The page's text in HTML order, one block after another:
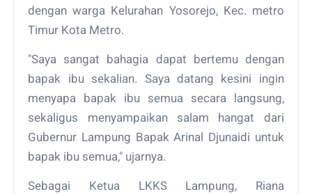
dengan warga Kelurahan Yosorejo, Kec. metro
Timur Kota Metro.
"Saya sangat bahagia dapat bertemu dengan
bapak ibu sekalian. Saya datang kesini ingin
menyapa bapak ibu semua secara langsung,
sekaligus menyampaikan salam hangat dari
Gubernur Lampung Bapak Arinal Djunaidi untuk
bapak ibu semua," ujarnya.
Sebagai Ketua LKKS Lampung, Riana